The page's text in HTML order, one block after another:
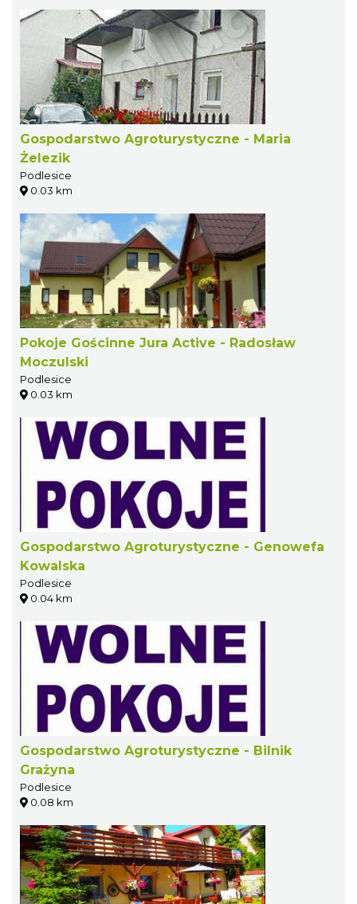
Gospodarstwo Agroturystyczne - Maria
Żelezik
Podlesice
0.03 km
Pokoje Gościnne Jura Active - Radosław
Moczulski
Podlesice
0.03 km
Gospodarstwo Agroturystyczne - Genowefa
Kowalska
Podlesice
0.04 km
Gospodarstwo Agroturystyczne - Bilnik
Grażyna
Podlesice
0.08 km